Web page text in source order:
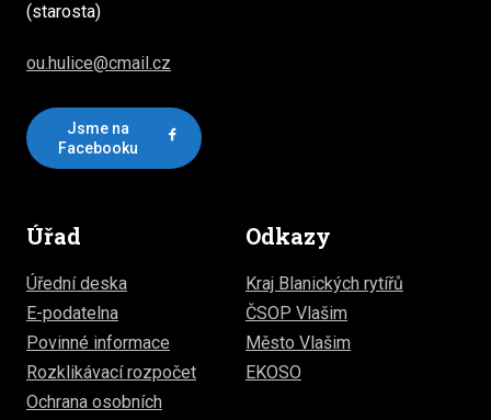
(starosta)
ou.hulice@cmail.cz
Jsme na
Facebooku
Úřad
Úřední deska
E-podatelna
Povinné informace
Rozklikávací rozpočet
Ochrana osobních
Odkazy
Kraj Blanických rytířů
ČSOP Vlašim
Město Vlašim
EKOSO